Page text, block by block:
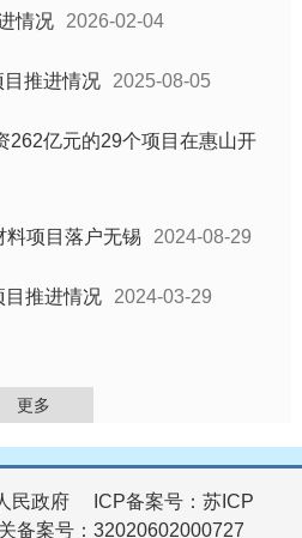
情况 2026-02-04
推进情况 2025-08-05
262亿元的29个项目在惠山开
项目落户无锡 2024-08-29
目推进情况 2024-03-29
更多
民政府
ICP备案号：苏ICP
备案号：32020602000727